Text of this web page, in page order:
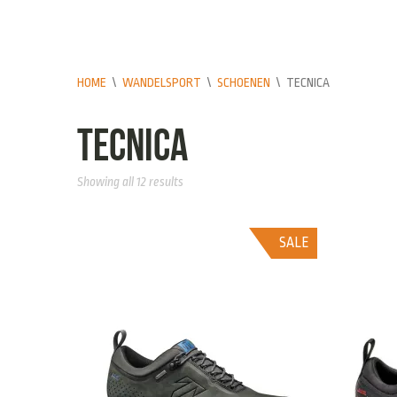
HOME \ WANDELSPORT \ SCHOENEN \ TECNICA
Tecnica
Showing all 12 results
SALE